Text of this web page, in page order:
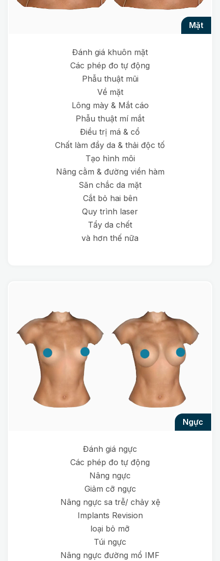
mặt
Đánh giá khuôn mặt
Các phép đo tự động
Phẫu thuật mũi
Về mặt
Lông mày & Mắt cáo
Phẫu thuật mí mắt
Điều trị má & cổ
Chất làm đầy da & thải độc tố
Tạo hình môi
Nâng cằm & đường viền hàm
Săn chắc da mặt
Cắt bỏ hai bên
Quy trình laser
Tẩy da chết
và hơn thế nữa
ngực
Đánh giá ngực
Các phép đo tự động
Nâng ngực
Giảm cỡ ngực
Nâng ngực sa trễ/ chảy xệ
Implants Revision
loại bỏ mỡ
Túi ngực
Nâng ngực đường mổ IMF